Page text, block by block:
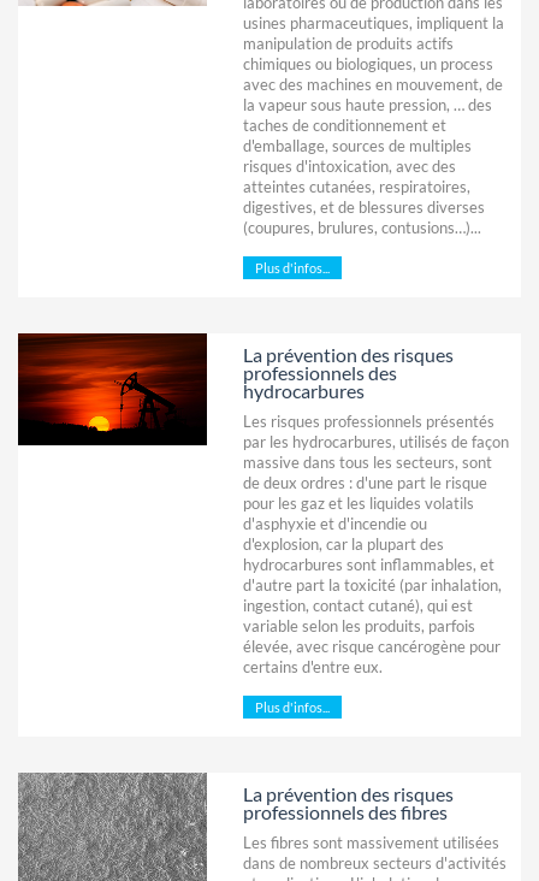
usines pharmaceutiques, impliquent la
manipulation de produits actifs
chimiques ou biologiques, un process
avec des machines en mouvement, de
la vapeur sous haute pression, … des
taches de conditionnement et
d'emballage, sources de multiples
risques d'intoxication, avec des
atteintes cutanées, respiratoires,
digestives, et de blessures diverses
(coupures, brulures, contusions…)...
Plus d'infos...
La prévention des risques
professionnels des
hydrocarbures
Les risques professionnels présentés
par les hydrocarbures, utilisés de façon
massive dans tous les secteurs, sont
de deux ordres : d'une part le risque
pour les gaz et les liquides volatils
d'asphyxie et d'incendie ou
d'explosion, car la plupart des
hydrocarbures sont inflammables, et
d'autre part la toxicité (par inhalation,
ingestion, contact cutané), qui est
variable selon les produits, parfois
élevée, avec risque cancérogène pour
certains d'entre eux.
Plus d'infos...
La prévention des risques
professionnels des fibres
Les fibres sont massivement utilisées
dans de nombreux secteurs d'activités